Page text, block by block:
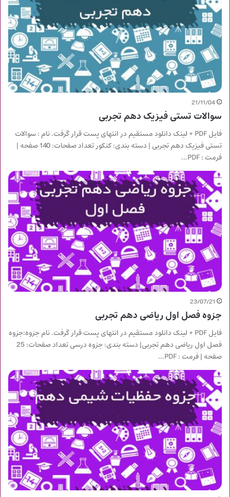
21/11/04
سوالات تستی فیزیک دهم تجربی
فایل PDF + لینک دانلود مستقیم در انتهای پست قرار گرفت. نام : سوالات
تستی فیزیک دهم تجربی | دسته بندی: کنکور تعداد صفحات: 140 صفحه |
فرمت : PDF…
23/07/21
جزوه فصل اول ریاضی دهم تجربی
فایل PDF + لینک دانلود مستقیم در انتهای پست قرار گرفت. نام جزوه:جزوه
فصل اول ریاضی دهم تجربی| دسته بندی: جزوه درسی تعداد صفحات: 25
صفحه | فرمت : PDF…